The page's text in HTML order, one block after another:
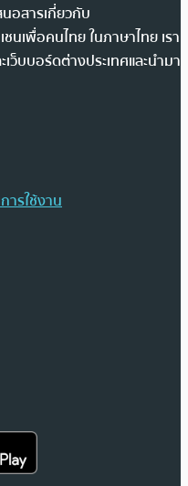
อสารเกี่ยวกับ
นเพื่อคนไทย ในภาษาไทย เรา
ว็บบอร์ดต่างประเทศและนำมา
ารใช้งาน